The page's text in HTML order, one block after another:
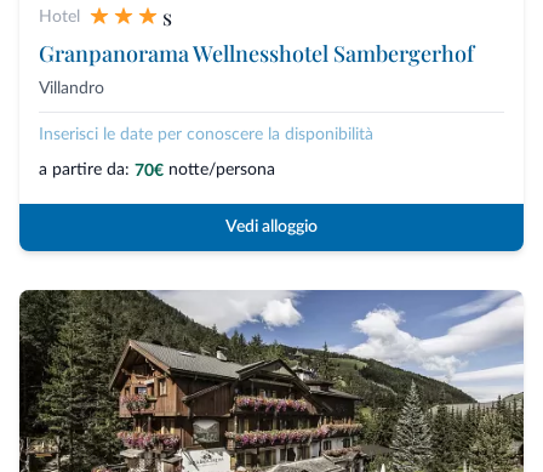
Hotel
s
Granpanorama Wellnesshotel Sambergerhof
Villandro
Inserisci le date per conoscere la disponibilità
a partire da: 70€ notte/persona
Vedi alloggio